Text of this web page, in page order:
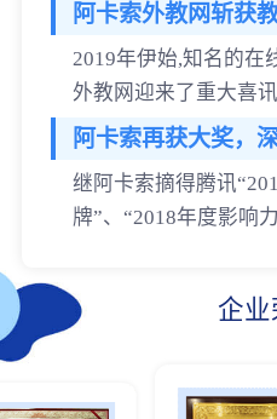
阿卡索外教网斩获
2019年伊始,知名的在
外教网迎来了重大喜
阿卡索再获大奖，
继阿卡索摘得腾讯
牌”、“2018年度影响
企业